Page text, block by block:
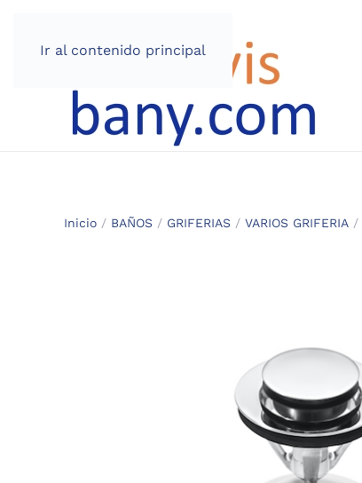
Ir al contenido principal
Inicio / BAÑOS / GRIFERIAS / VARIOS GRIFERIA /